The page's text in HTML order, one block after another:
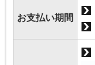
お支払い期間